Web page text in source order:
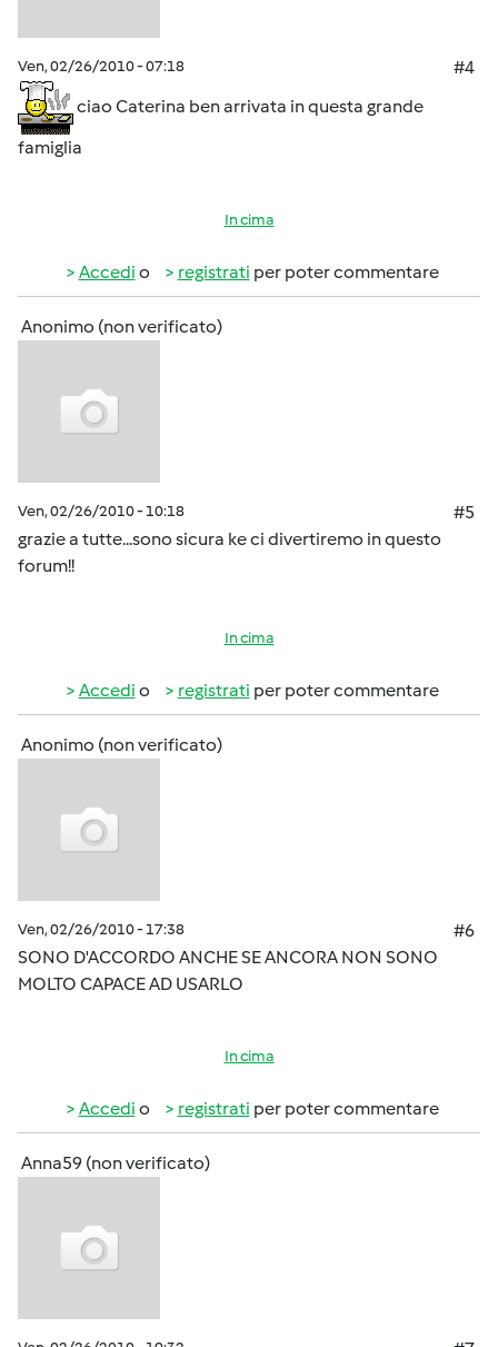
Ven, 02/26/2010 - 07:18
#4
ciao Caterina ben arrivata in questa grande
famiglia
In cima
Accedi o registrati per poter commentare
Anonimo (non verificato)
Ven, 02/26/2010 - 10:18
#5
grazie a tutte...sono sicura ke ci divertiremo in questo
forum!!
In cima
Accedi o registrati per poter commentare
Anonimo (non verificato)
Ven, 02/26/2010 - 17:38
#6
SONO D'ACCORDO ANCHE SE ANCORA NON SONO
MOLTO CAPACE AD USARLO
In cima
Accedi o registrati per poter commentare
Anna59 (non verificato)